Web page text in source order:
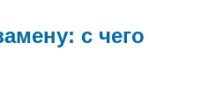
с чего